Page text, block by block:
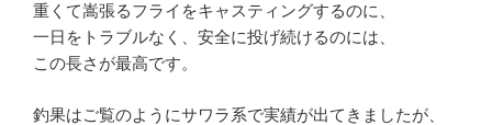
重くて嵩張るフライをキャスティングするのに、
一日をトラブルなく、安全に投げ続けるのには、
この長さが最高です。
釣果はご覧のようにサワラ系で実績が出てきましたが、